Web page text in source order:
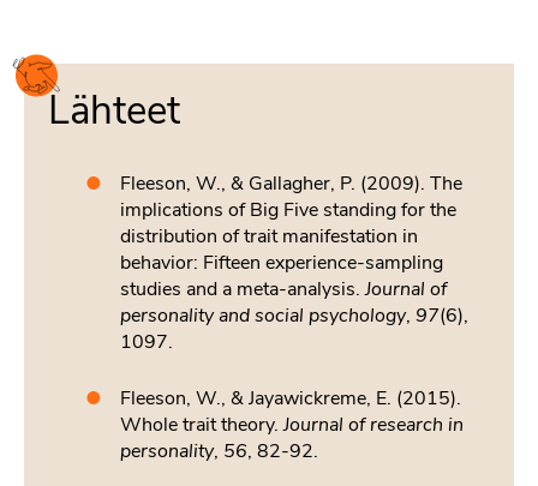
Lähteet
Fleeson, W., & Gallagher, P. (2009). The
implications of Big Five standing for the
distribution of trait manifestation in
behavior: Fifteen experience-sampling
studies and a meta-analysis.Journal of
personality and social psychology, 97(6),
1097.
Fleeson, W., & Jayawickreme, E. (2015).
Whole trait theory.Journal of research in
personality, 56, 82-92.